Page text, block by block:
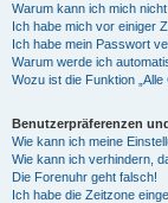
Warum kann ich mich
Ich habe mich vor einiger
Ich habe mein Passwort
Warum werde ich
Wozu ist die Funktion
Benutzerpräferenzen
Wie kann ich meine
Wie kann ich verhindern,
Die Forenuhr geht falsch!
Ich habe die Zeitzone